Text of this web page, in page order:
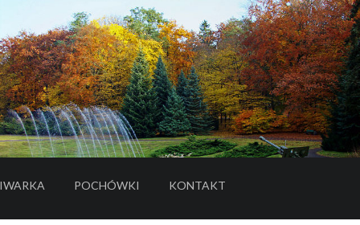
POCHÓWKI
- LINK DO SERWISU ZEWNĘTRZNEGO
KONTAKT